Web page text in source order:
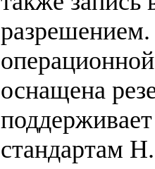
оснащена
стандартам